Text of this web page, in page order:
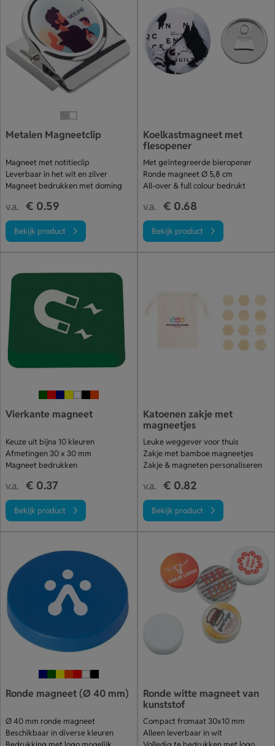
Metalen Magneetclip
Magneet met notitieclip
Leverbaar in het wit en zilver
Magneet bedrukken met doming
v.a. € 0.59
Bekijk product
Koelkastmagneet met
flesopener
Met geïntegreerde bieropener
Ronde magneet Ø 5,8 cm
All-over & full colour bedrukt
v.a. € 0.68
Bekijk product
Vierkante magneet
Keuze uit bijna 10 kleuren
Afmetingen 30 x 30 mm
Magneet bedrukken
v.a. € 0.37
Bekijk product
Katoenen zakje met
magneetjes
Leuke weggever voor thuis
Zakje met bamboe magneetjes
Zakje & magneten personaliseren
v.a. € 0.82
Bekijk product
Ronde magneet (Ø 40 mm)
Ø 40 mm ronde magneet
Beschikbaar in diverse kleuren
Ronde witte magneet van
kunststof
Compact fromaat 30x10 mm
Alleen leverbaar in wit